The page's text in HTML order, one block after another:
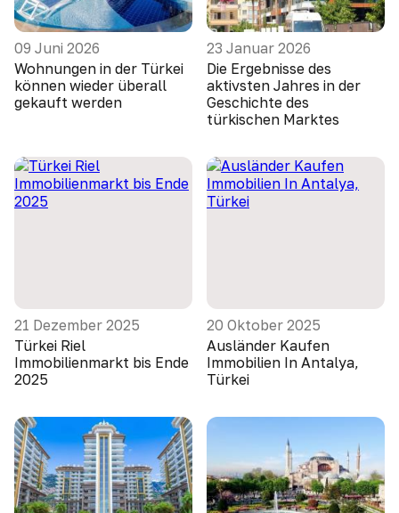
09 Juni 2026
Wohnungen in der Türkei
können wieder überall
gekauft werden
23 Januar 2026
Die Ergebnisse des
aktivsten Jahres in der
Geschichte des
türkischen Marktes
21 Dezember 2025
Türkei Riel
Immobilienmarkt bis Ende
2025
20 Oktober 2025
Ausländer Kaufen
Immobilien In Antalya,
Türkei